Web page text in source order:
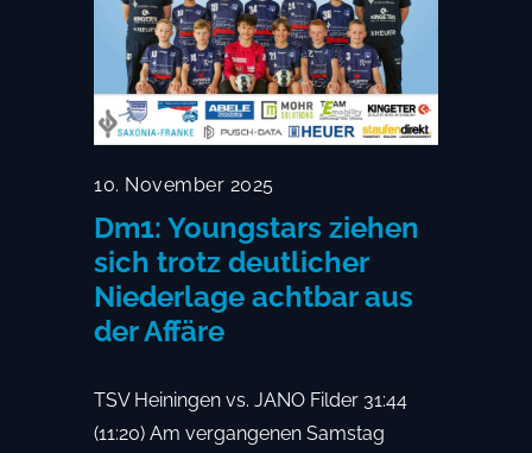
10. November 2025
Dm1: Youngstars ziehen
sich trotz deutlicher
Niederlage achtbar aus
der Affäre
TSV Heiningen vs. JANO Filder 31:44
(11:20) Am vergangenen Samstag